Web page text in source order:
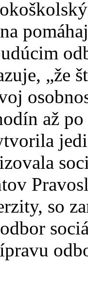
„že
až
so